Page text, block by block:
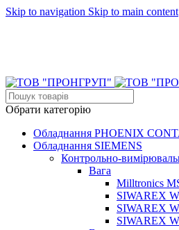
Skip to navigation Skip to main content
Обрати категорію
Обладнання PHOENIX
Обладнання SIEMENS
Контрольно-
Вага
Milltronics
SIWAREX
SIWAREX
SIWAREX